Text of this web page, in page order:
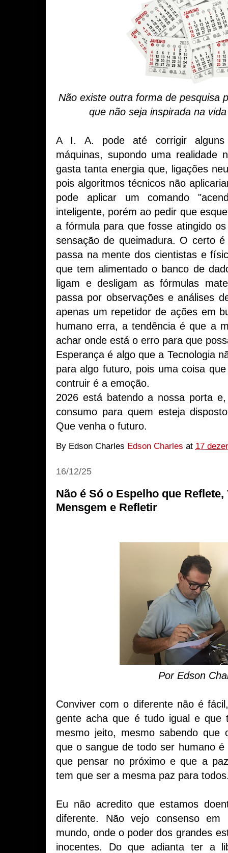
Não existe outra forma de pesquisa
que não seja inspirada na
A I. A. pode até corrigir alguns
máquinas, supondo uma realidade
gasta tanta energia que, ligações
pois algoritmos técnicos não
pode aplicar um comando
inteligente, porém ao pedir que
a fórmula para que fosse atingido
sensação de queimadura. O certo
passa na mente dos cientistas e
que tem alimentado o banco de
ligam e desligam as fórmulas
passa por observações e análises
apenas um repetidor de ações em
humano erra, a tendência é que a
achar onde está o erro para que
Esperança é algo que a Tecnologia
para algo futuro, pois uma coisa
contruir é a emoção.
2026 está batendo a nossa porta
consumo para quem esteja
Que venha o futuro.
By Edson Charles Edson Charles at 17
16/12/25
Não é Só o Espelho que
Mensgem e Refletir
Por Edson
Conviver com o diferente não é
gente acha que é tudo igual e que
mesmo jeito, mesmo sabendo
que o sangue de todo ser humano
que pensar no próximo e que a
tem que ser a mesma paz para
Eu não acredito que estamos
diferente. Não vejo consenso
mundo, onde o poder dos grandes
inocentes. Do que adianta ter a